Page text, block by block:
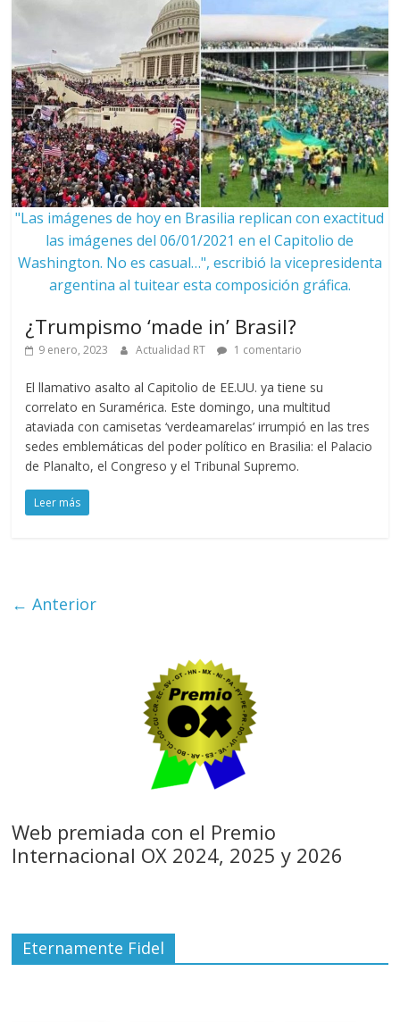
"Las imágenes de hoy en Brasilia replican con exactitud
las imágenes del 06/01/2021 en el Capitolio de
Washington. No es casual…", escribió la vicepresidenta
argentina al tuitear esta composición gráfica.
¿Trumpismo ‘made in’ Brasil?
9 enero, 2023 Actualidad RT 1 comentario
El llamativo asalto al Capitolio de EE.UU. ya tiene su
correlato en Suramérica. Este domingo, una multitud
ataviada con camisetas ‘verdeamarelas’ irrumpió en las tres
sedes emblemáticas del poder político en Brasilia: el Palacio
de Planalto, el Congreso y el Tribunal Supremo.
Leer más
← Anterior
Web premiada con el Premio
Internacional OX 2024, 2025 y 2026
Eternamente Fidel